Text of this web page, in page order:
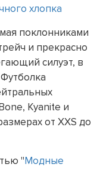
хлопка
поклонниками
и прекрасно
силуэт, в
Kyanite и
от XXS до
"Модные